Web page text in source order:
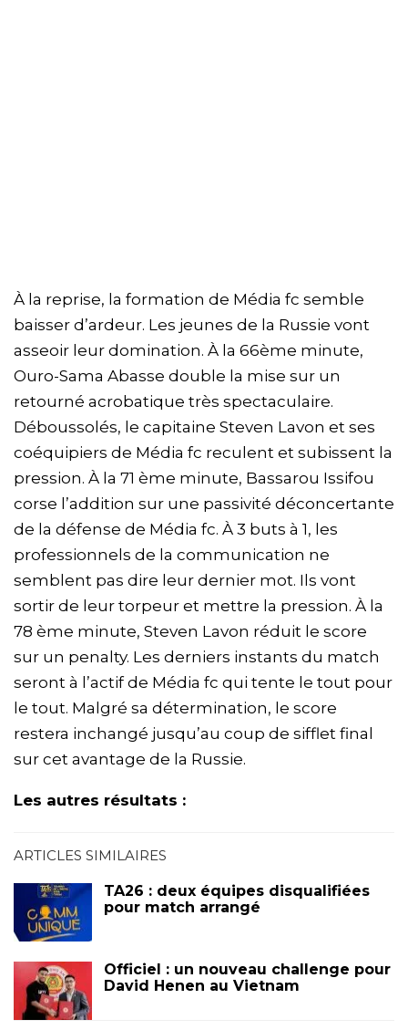
À la reprise, la formation de Média fc semble
baisser d’ardeur. Les jeunes de la Russie vont
asseoir leur domination. À la 66ème minute,
Ouro-Sama Abasse double la mise sur un
retourné acrobatique très spectaculaire.
Déboussolés, le capitaine Steven Lavon et ses
coéquipiers de Média fc reculent et subissent la
pression. À la 71 ème minute, Bassarou Issifou
corse l’addition sur une passivité déconcertante
de la défense de Média fc. À 3 buts à 1, les
professionnels de la communication ne
semblent pas dire leur dernier mot. Ils vont
sortir de leur torpeur et mettre la pression. À la
78 ème minute, Steven Lavon réduit le score
sur un penalty. Les derniers instants du match
seront à l’actif de Média fc qui tente le tout pour
le tout. Malgré sa détermination, le score
restera inchangé jusqu’au coup de sifflet final
sur cet avantage de la Russie.
Les autres résultats :
ARTICLES SIMILAIRES
TA26 : deux équipes disqualifiées
pour match arrangé
Officiel : un nouveau challenge pour
David Henen au Vietnam